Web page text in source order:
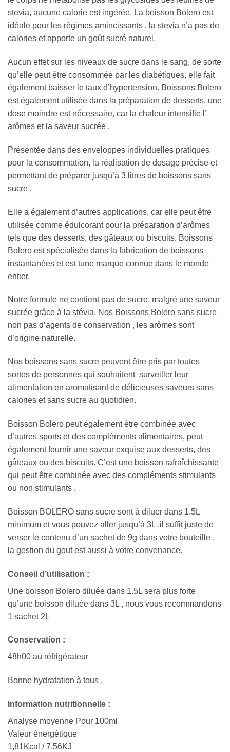
stevia, aucune calorie est ingérée. La boisson Bolero est
idéale pour les régimes amincissants , la stevia n’a pas de
calories et apporte un goût sucré naturel.
Aucun effet sur les niveaux de sucre dans le sang, de sorte
qu’elle peut être consommée par les diabétiques, elle fait
également baisser le taux d’hypertension. Boissons Bolero
est également utilisée dans la préparation de desserts, une
dose moindre est nécessaire, car la chaleur intensifie l’
arômes et la saveur sucrée .
Présentée dans des enveloppes individuelles pratiques
pour la consommation, la réalisation de dosage précise et
permettant de préparer jusqu’à 3 litres de boissons sans
sucre .
Elle a également d’autres applications, car elle peut être
utilisée comme édulcorant pour la préparation d’arômes
tels que des desserts, des gâteaux ou biscuits. Boissons
Bolero est spécialisée dans la fabrication de boissons
instantanées et est tune marque connue dans le monde
entier.
Notre formule ne contient pas de sucre, malgré une saveur
sucrée grâce à la stévia. Nos Boissons Bolero sans sucre
non pas d’agents de conservation , les arômes sont
d’origine naturelle.
Nos boissons sans sucre peuvent être pris par toutes
sortes de personnes qui souhaitent surveiller leur
alimentation en aromatisant de délicieuses saveurs sans
calories et sans sucre au quotidien.
Boisson Bolero peut également être combinée avec
d’autres sports et des compléments alimentaires, peut
également fournir une saveur exquise aux desserts, des
gâteaux ou des biscuits. C’est une boisson rafraîchissante
qui peut être combinée avec des compléments stimulants
ou non stimulants .
Boisson BOLERO sans sucre sont à diluer dans 1.5L
minimum et vous pouvez aller jusqu’à 3L ,il suffit juste de
verser le contenu d’un sachet de 9g dans votre bouteille ,
la gestion du gout est aussi à votre convenance.
Conseil d’utilisation :
Une boisson Bolero diluée dans 1.5L sera plus forte
qu’une boisson diluée dans 3L , nous vous recommandons
1 sachet 2L
Conservation :
48h00 au réfrigérateur
Bonne hydratation à tous ,
Information nutritionnelle :
Analyse moyenne Pour 100ml
Valeur énergétique
1,81Kcal / 7,56KJ